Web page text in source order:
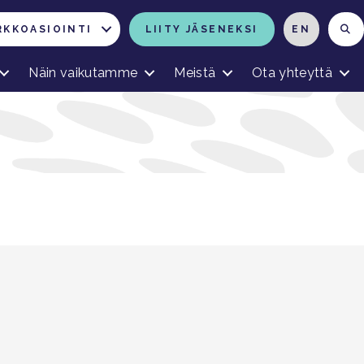
LIITY JÄSENEKSI EN
Näin vaikutamme Meistä Ota yhteyttä